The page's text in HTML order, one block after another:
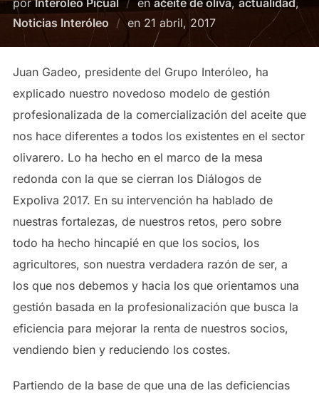
porInteroleo Picual en aceite de oliva, actualidad,
Noticias Interóleo
en Publicado
21 abril, 2017
Juan Gadeo, presidente del Grupo Interóleo, ha
explicado nuestro novedoso modelo de gestión
profesionalizada de la comercialización del aceite que
nos hace diferentes a todos los existentes en el sector
olivarero. Lo ha hecho en el marco de la mesa
redonda con la que se cierran los Diálogos de
Expoliva 2017. En su intervención ha hablado de
nuestras fortalezas, de nuestros retos, pero sobre
todo ha hecho hincapié en que los socios, los
agricultores, son nuestra verdadera razón de ser, a
los que nos debemos y hacia los que orientamos una
gestión basada en la profesionalización que busca la
eficiencia para mejorar la renta de nuestros socios,
vendiendo bien y reduciendo los costes.
Partiendo de la base de que una de las deficiencias